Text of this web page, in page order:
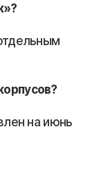
на июнь